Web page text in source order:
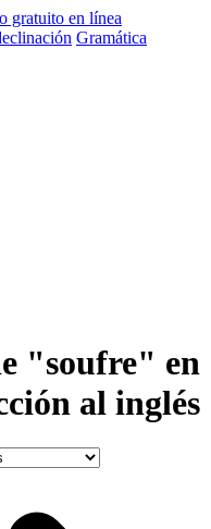
Gramática
"soufre" en
al inglés